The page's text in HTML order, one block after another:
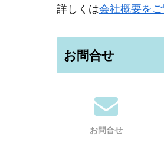
詳しくは会社概要を
お問合せ
お問合せ